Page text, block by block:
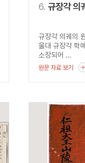
6. 규장각 의
규장각 의궤의
울대 규장각 학
소장되어 ...
원문 자료 보기